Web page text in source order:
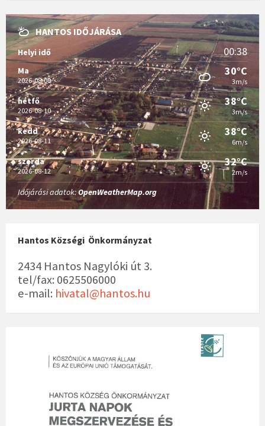
HANTOS IDŐJÁRÁSA
Helyi idő 00:38
Ma
2026-08-09
30°C
3m/s
hétfő
2026-08-10
38°C
3m/s
kedd
2026-08-11
38°C
6m/s
szerda
2026-08-12
32°C
2m/s
Időjárási adatok:OpenWeatherMap.org
Hantos Községi Önkormányzat
2434 Hantos Nagylóki út 3.
tel/fax: 0625506000
e-mail: hivatal@hantos.hu